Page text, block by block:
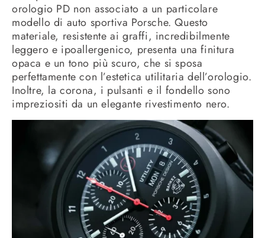
orologio PD non associato a un particolare
modello di auto sportiva Porsche. Questo
materiale, resistente ai graffi, incredibilmente
leggero e ipoallergenico, presenta una finitura
opaca e un tono più scuro, che si sposa
perfettamente con l’estetica utilitaria dell’orologio.
Inoltre, la corona, i pulsanti e il fondello sono
impreziositi da un elegante rivestimento nero.